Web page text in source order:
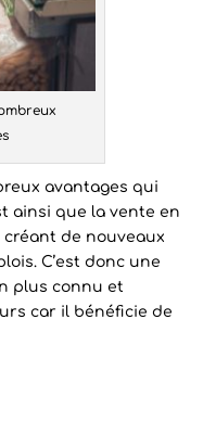
avantages qui
ainsi que la vente en
créant de nouveaux
C’est donc une
plus connu et
car il bénéficie de